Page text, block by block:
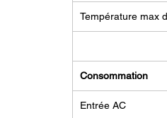
Température max
Consommation
Entrée AC